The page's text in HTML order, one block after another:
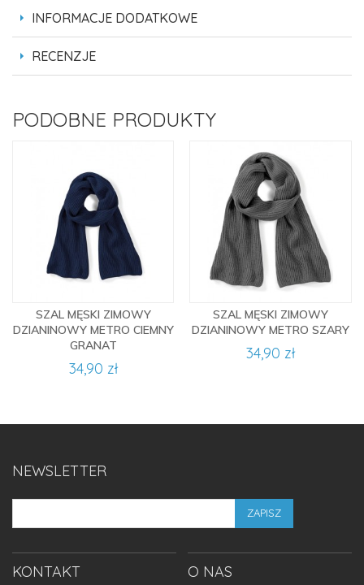
INFORMACJE DODATKOWE
RECENZJE
PODOBNE PRODUKTY
SZAL MĘSKI ZIMOWY
DZIANINOWY METRO CIEMNY
GRANAT
34,90 zł
SZAL MĘSKI ZIMOWY
DZIANINOWY METRO SZARY
34,90 zł
NEWSLETTER
ZAPISZ
KONTAKT O NAS